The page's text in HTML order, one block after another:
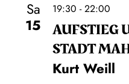
Sa
15
19:30 - 22:00
AUFSTIEG
STADT
Kurt Weill